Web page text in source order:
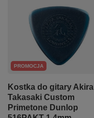
PROMOCJA
Kostka do gitary Akira
Takasaki Custom
Primetone Dunlop